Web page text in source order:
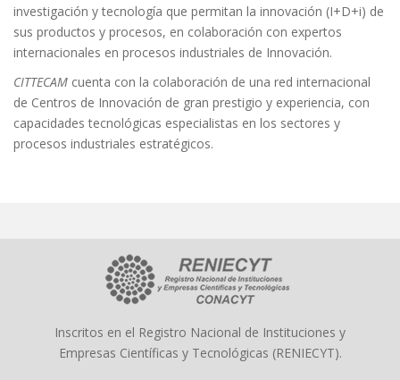
investigación y tecnología que permitan la innovación (I+D+i) de
sus productos y procesos, en colaboración con expertos
internacionales en procesos industriales de Innovación.
CITTECAM cuenta con la colaboración de una red internacional
de Centros de Innovación de gran prestigio y experiencia, con
capacidades tecnológicas especialistas en los sectores y
procesos industriales estratégicos.
Inscritos en el Registro Nacional de Instituciones y
Empresas Científicas y Tecnológicas (RENIECYT).